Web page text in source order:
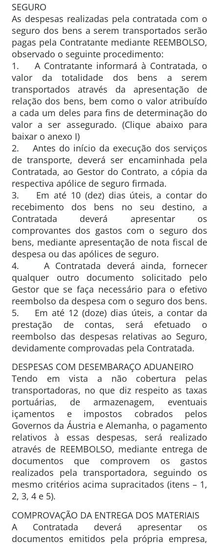
SEGURO
As despesas realizadas pela contratada com o
seguro dos bens a serem transportados serão
pagas pela Contratante mediante REEMBOLSO,
observado o seguinte procedimento:
1. A Contratante informará à Contratada, o
valor da totalidade dos bens a serem
transportados através da apresentação de
relação dos bens, bem como o valor atribuído
a cada um deles para fins de determinação do
valor a ser assegurado. (Clique abaixo para
baixar o anexo I)
2. Antes do início da execução dos serviços
de transporte, deverá ser encaminhada pela
Contratada, ao Gestor do Contrato, a cópia da
respectiva apólice de seguro firmada.
3. Em até 10 (dez) dias úteis, a contar do
recebimento dos bens no seu destino, a
Contratada deverá apresentar os
comprovantes dos gastos com o seguro dos
bens, mediante apresentação de nota fiscal de
despesa ou das apólices de seguro.
4. A Contratada deverá ainda, fornecer
qualquer outro documento solicitado pelo
Gestor que se faça necessário para o efetivo
reembolso da despesa com o seguro dos bens.
5. Em até 12 (doze) dias úteis, a contar da
prestação de contas, será efetuado o
reembolso das despesas relativas ao Seguro,
devidamente comprovadas pela Contratada.
DESPESAS COM DESEMBARAÇO ADUANEIRO
Tendo em vista a não cobertura pelas
transportadoras, no que diz respeito as taxas
portuárias, de armazenagem, eventuais
içamentos e impostos cobrados pelos
Governos da Áustria e Alemanha, o pagamento
relativos à essas despesas, será realizado
através de REEMBOLSO, mediante entrega de
documentos que comprovem os gastos
realizados pela transportadora, seguindo os
mesmo critérios acima supracitados (itens – 1,
2, 3, 4 e 5).
COMPROVAÇÃO DA ENTREGA DOS MATERIAIS
A Contratada deverá apresentar os
documentos emitidos pela própria empresa,